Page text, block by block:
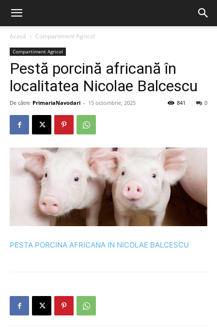
Acasă Compartiment Agricol
Compartiment Agricol
Pestă porcină africană în
localitatea Nicolae Balcescu
De către PrimariaNavodari - 15 octombrie, 2025 0
841
PESTA PORCINA AFRICANA IN NICOLAE BALCESCU